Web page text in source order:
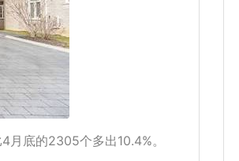
底的2305个多出10.4%。